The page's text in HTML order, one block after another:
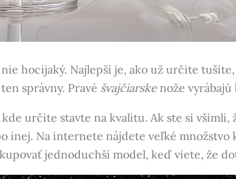
hocijaký. Najlepší je, ako už určite tušíte,
správny. Pravé švajčiarskenože vyrábajú
určite stavte na kvalitu. Ak ste si všimli,
inej. Na internete nájdete veľké
jednoduchší model, keď viete, že